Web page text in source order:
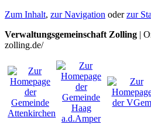
Zum Inhalt, zur Navigation oderzur
Verwaltungsgemeinschaft Zolling |
zolling.de/